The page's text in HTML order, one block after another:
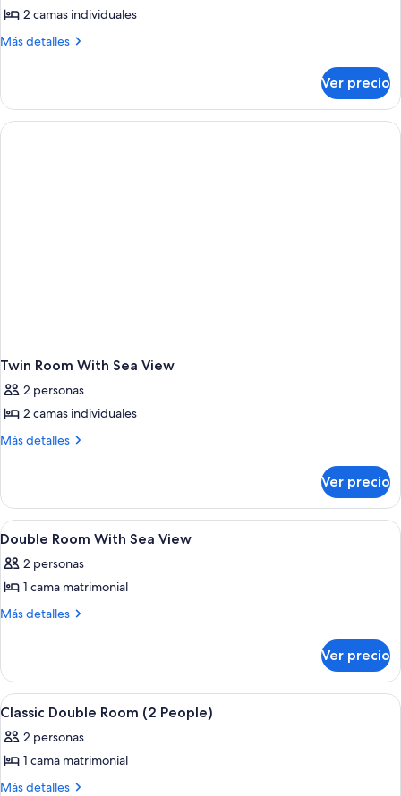
2 camas individuales
Más detalles
Más
Twin
Room
Ver precio
Twin Room With Sea View
2 personas
2 camas individuales
Más detalles
Más
Room
With
Sea
Ver precio
Abrir
todas
las
fotos
de
With
Sea
View
2
Double Room With Sea View
2 personas
1 cama matrimonial
Más detalles
Más
Room
With
Sea
Ver precio
Abrir
todas
las
fotos
de
1
Classic Double Room (2 People)
2 personas
1 cama matrimonial
Más detalles
Más